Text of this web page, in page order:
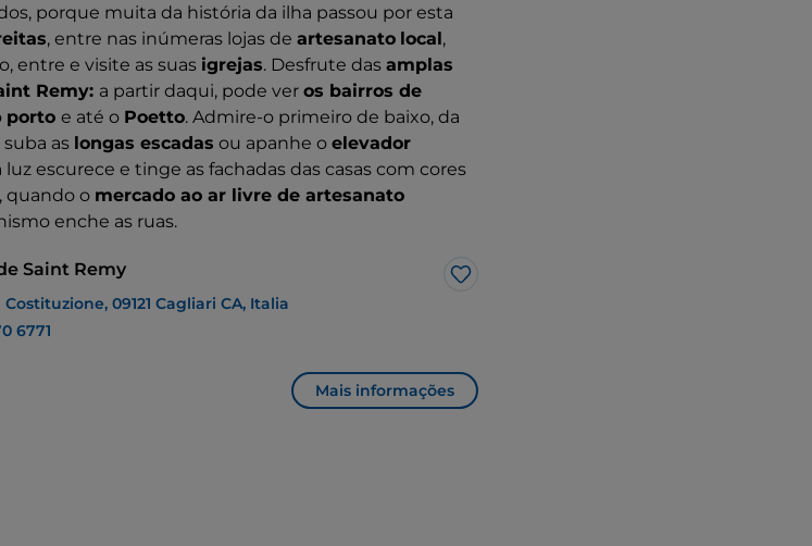
porque muita da história da ilha passou por esta
, entre nas inúmeras lojas de artesanato local,
entre e visite as suas igrejas. Desfrute das amplas
Remy: a partir daqui, pode ver os bairros de
porto e até o Poetto. Admire-o primeiro de baixo, da
as longas escadas ou apanhe o elevador
luz escurece e tinge as fachadas das casas com cores
quando o mercado ao ar livre de artesanato
enche as ruas.
Saint Remy
Gosto
Costituzione, 09121 Cagliari CA, Italia
6771
Mais informações